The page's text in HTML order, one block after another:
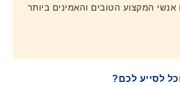
המקצוע הטובים והאמינים ביותר
לסייע לכם?